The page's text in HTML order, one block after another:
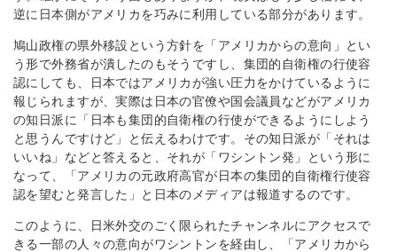
逆に日本側がアメリカを巧みに利用している部分があります。
鳩山政権の県外移設という方針を「アメリカからの意向」とい
う形で外務省が潰したのもそうですし、集団的自衛権の行使容
認にしても、日本ではアメリカが強い圧力をかけているように
報じられますが、実際は日本の官僚や国会議員などがアメリカ
の知日派に「日本も集団的自衛権の行使ができるようにしよう
と思うんですけど」と伝えるわけです。その知日派が「それは
いいね」などと答えると、それが「ワシントン発」という形に
なって、「アメリカの元政府高官が日本の集団的自衛権行使容
認を望むと発言した」と日本のメディアは報道するのです。
このように、日米外交のごく限られたチャンネルにアクセスで
きる一部の人々の意向がワシントンを経由し、「アメリカから